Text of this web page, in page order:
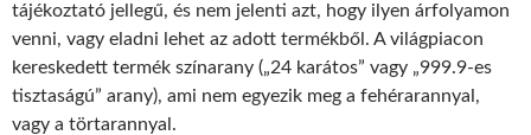
tájékoztató jellegű, és nem jelenti azt, hogy ilyen árfolyamon
venni, vagy eladni lehet az adott termékből. A világpiacon
kereskedett termék színarany („24 karátos” vagy „999.9-es
tisztaságú” arany), ami nem egyezik meg a fehérarannyal,
vagy a törtarannyal.